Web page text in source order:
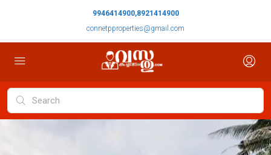
9946414900,8921414900
connetpproperties@gmail.com